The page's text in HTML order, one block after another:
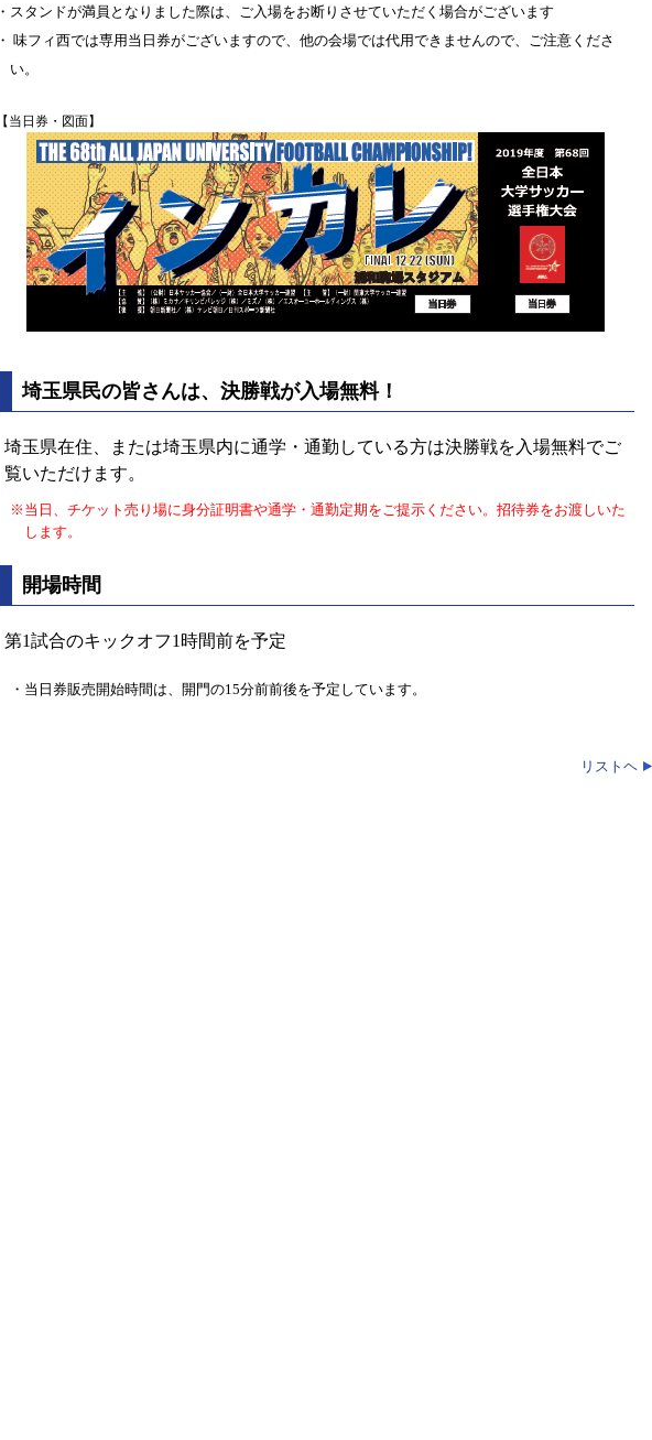
・スタンドが満員となりました際は、ご入場をお断りさせていただく場合がございます
・ 味フィ西では専用当日券がございますので、他の会場では代用できませんので、ご注意くださ
い。
【当日券・図面】
埼玉県民の皆さんは、決勝戦が入場無料！
埼玉県在住、または埼玉県内に通学・通勤している方は決勝戦を入場無料でご
覧いただけます。
※当日、チケット売り場に身分証明書や通学・通勤定期をご提示ください。招待券をお渡しいた
します。
開場時間
第1試合のキックオフ1時間前を予定
・当日券販売開始時間は、開門の15分前前後を予定しています。
リストヘ